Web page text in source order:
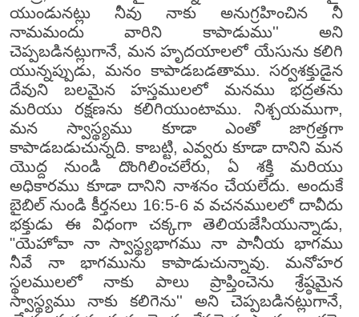
యుండునట్లు నీవు నాకు అనుగ్రహించిన నీ
నామమందు వారిని కాపాడుము'' అని
చెప్పబడినట్లుగానే, మన హృదయాలలో యేసును కలిగి
యున్నప్పుడు, మనం కాపాడబడతాము. సర్వశక్తుడైన
దేవుని బలమైన హస్తములలో మనము భద్రతను
మరియు రక్షణను కలిగియుంటాము. నిశ్చయముగా,
మన స్వాస్థ్యము కూడా ఎంతో జాగ్రత్తగా
కాపాడబడుచున్నది. కాబట్టి, ఎవ్వరు కూడా దానిని మన
యొద్ద నుండి దొంగిలించలేరు, ఏ శక్తి మరియు
అధికారము కూడా దానిని నాశనం చేయలేదు. అందుకే
బైబిల్ నుండి కీర్తనలు 16:5-6 వ వచనములలో దావీదు
భక్తుడు ఈ విధంగా చక్కగా తెలియజేసియున్నాడు,
"యెహోవా నా స్వాస్థ్యభాగము నా పానీయ భాగము
నీవే నా భాగమును కాపాడుచున్నావు. మనోహర
స్థలములలో నాకు పాలు ప్రాప్తించెను శ్రేష్ఠమైన
స్వాస్థ్యము నాకు కలిగెను'' అని చెప్పబడినట్లుగానే,